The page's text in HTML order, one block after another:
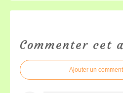
Commenter cet
Ajouter un